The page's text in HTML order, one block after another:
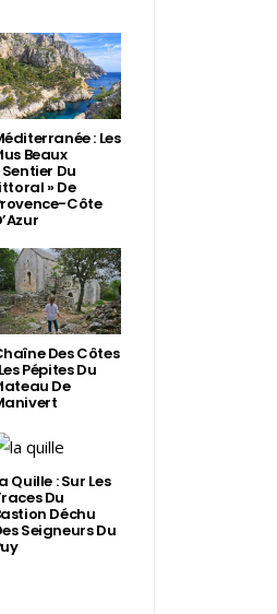
: Les
Beaux
Sentier Du
» De
Côte
Des Côtes
Pépites Du
De
Quille : Sur Les
Du
Déchu
Seigneurs Du